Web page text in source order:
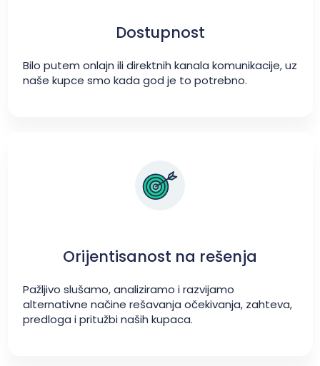
Dostupnost
Bilo putem onlajn ili direktnih kanala komunikacije, uz
naše kupce smo kada god je to potrebno.
Orijentisanost na rešenja
Pažljivo slušamo, analiziramo i razvijamo
alternativne načine rešavanja očekivanja, zahteva,
predloga i pritužbi naših kupaca.